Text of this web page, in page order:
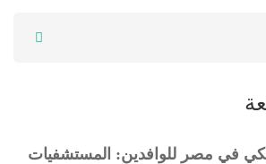
في مصر للوافدين: المستشفيات